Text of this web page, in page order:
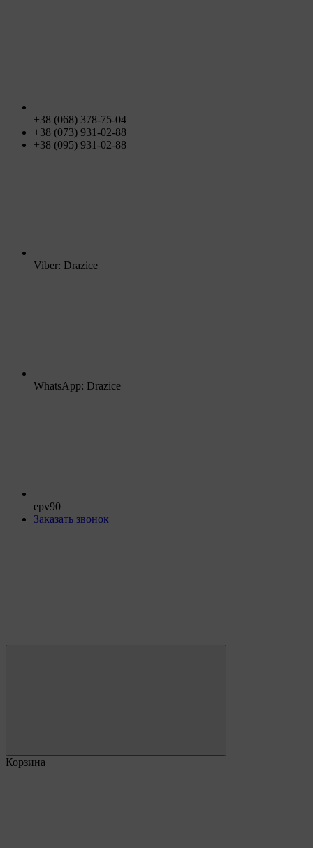
+38 (068) 378-75-04
+38 (073) 931-02-88
+38 (095) 931-02-88
Viber: Drazice
WhatsApp: Drazice
epv90
Заказать звонок
Корзина